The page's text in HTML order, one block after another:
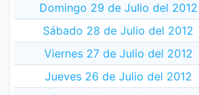
Domingo 29 de Julio del 2012
Sábado 28 de Julio del 2012
Viernes 27 de Julio del 2012
Jueves 26 de Julio del 2012